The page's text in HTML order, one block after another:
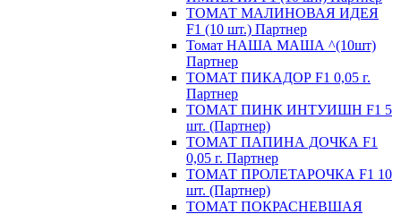
ТОМАТ МАЛИНОВАЯ ИДЕЯ
F1 (10 шт.) Партнер
Томат НАША МАША ^(10шт)
Партнер
ТОМАТ ПИКАДОР F1 0,05 г.
Партнер
ТОМАТ ПИНК ИНТУИШН F1 5
шт. (Партнер)
ТОМАТ ПАПИНА ДОЧКА F1
0,05 г. Партнер
ТОМАТ ПРОЛЕТАРОЧКА F1 10
шт. (Партнер)
ТОМАТ ПОКРАСНЕВШАЯ